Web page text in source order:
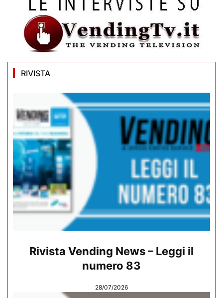
RIVISTA
Rivista Vending News – Leggi il
numero 83
28/07/2026